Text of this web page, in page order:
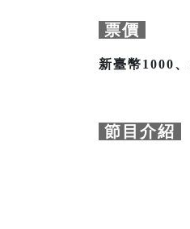
票價
新臺幣1000
節目介紹